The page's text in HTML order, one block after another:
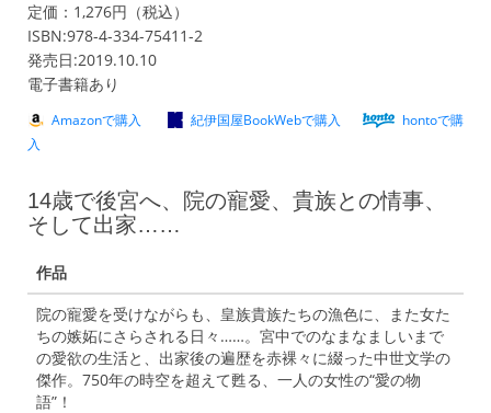
定価：1,276円（税込）
ISBN:978-4-334-75411-2
発売日:2019.10.10
電子書籍あり
Amazonで購入 紀伊国屋BookWebで購入
hontoで購
入
14歳で後宮へ、院の寵愛、貴族との情事、
そして出家……
作品
院の寵愛を受けながらも、皇族貴族たちの漁色に、また女た
ちの嫉妬にさらされる日々……。宮中でのなまなましいまで
の愛欲の生活と、出家後の遍歴を赤裸々に綴った中世文学の
傑作。750年の時空を超えて甦る、一人の女性の“愛の物
語”！